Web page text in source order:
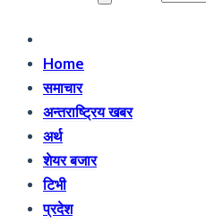
Home
समाचार
अन्तराष्ट्रिय खबर
अर्थ
शेयर बजार
टिभी
प्रदेश